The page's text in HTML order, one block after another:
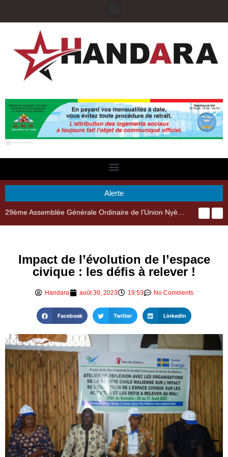
Alerte
29ème Assemblée Générale Ordinaire de l’Union Nyèsigiso : L’encours total des dépôts des membres passé de 18 milliards en 2024 à 21 milliards en 2025
Impact de l’évolution de l’espace
civique : les défis à relever !
Handara août 30, 2023 19:53 No Comments
Facebook Twitter LinkedIn